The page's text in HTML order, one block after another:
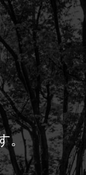
。